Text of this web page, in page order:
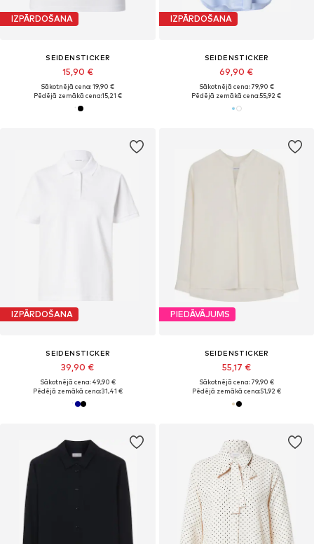
IZPĀRDOŠANA
SEIDENSTICKER
15,90 €
Sākotnējā cena: 19,90 €
Pēdējā zemākā cena:15,21 €
IZPĀRDOŠANA
SEIDENSTICKER
69,90 €
Sākotnējā cena: 79,90 €
Pēdējā zemākā cena:55,92 €
IZPĀRDOŠANA
SEIDENSTICKER
39,90 €
Sākotnējā cena: 49,90 €
Pēdējā zemākā cena:31,41 €
PIEDĀVĀJUMS
SEIDENSTICKER
55,17 €
Sākotnējā cena: 79,90 €
Pēdējā zemākā cena:51,92 €